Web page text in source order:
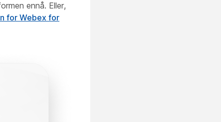
ennå. Eller,
for Webex for